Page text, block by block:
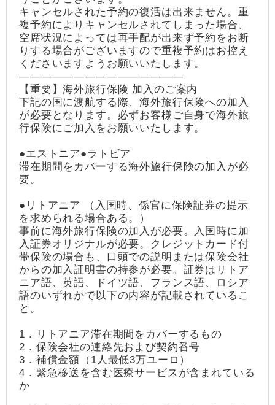
キャンセルされた予約の復活は出来ません。重
複予約によりキャンセルされてしまった場合、
空席状況によっては再手配が出来ず予約をお断
りする場合がございますので重複予約はお控え
くださいますようお願いいたします。
―――――――――――――――
【重要】海外旅行保険 加入のご案内
下記の国に渡航する際、海外旅行保険への加入
が必要となります。必ずお客様ご自身で海外旅
行保険にご加入をお願いいたします。
●エストニア●ラトビア
滞在期間をカバーする海外旅行保険の加入が必
要。
●リトアニア （入国時、係官に保険証券の提示
を求められる場合ある。）
事前に海外旅行保険の加入が必要。入国時に加
入証券オリジナルが必要。クレジットカード付
帯保険の場合も、口頭での説明または保険会社
からの加入証明書の持参が必要。証券はリトア
ニア語、英語、ドイツ語、フランス語、ロシア
語のいずれかで以下の内容が記載されているこ
と。
1．リトアニア滞在期間をカバーするもの
2．保険会社の連絡先および契約番号
3．補償金額（1人最低3万ユーロ）
4．緊急移送を含む医療サービスが含まれている
か